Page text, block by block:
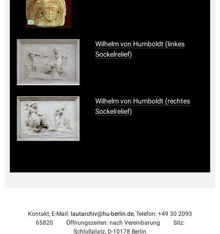
Wilhelm von Humboldt (linkes
Sockelrelief)
Wilhelm von Humboldt (rechtes
Sockelrelief)
Kontakt, E-Mail: lautarchiv@hu-berlin.de, Telefon: +49 30 2093
65820
Öffnungszeiten: nach Vereinbarung
Sitz:
Schloßplatz, D-10178 Berlin